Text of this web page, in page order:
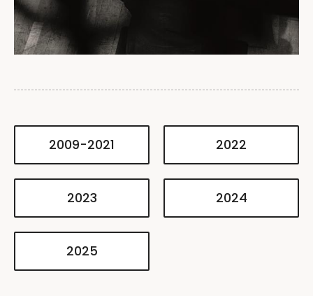
2009-2021 2022
2023 2024
2025